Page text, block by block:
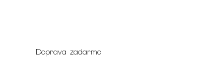
Doprava zadarmo